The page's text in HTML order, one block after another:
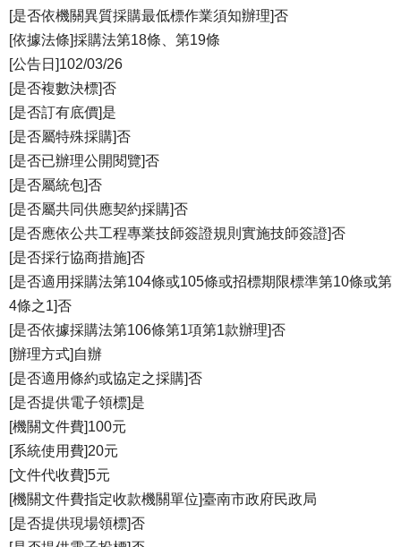
[是否依機關異質採購最低標作業須知辦理]否
[依據法條]採購法第18條、第19條
[公告日]102/03/26
[是否複數決標]否
[是否訂有底價]是
[是否屬特殊採購]否
[是否已辦理公開閱覽]否
[是否屬統包]否
[是否屬共同供應契約採購]否
[是否應依公共工程專業技師簽證規則實施技師簽證]否
[是否採行協商措施]否
[是否適用採購法第104條或105條或招標期限標準第10條或第
4條之1]否
[是否依據採購法第106條第1項第1款辦理]否
[辦理方式]自辦
[是否適用條約或協定之採購]否
[是否提供電子領標]是
[機關文件費]100元
[系統使用費]20元
[文件代收費]5元
[機關文件費指定收款機關單位]臺南市政府民政局
[是否提供現場領標]否